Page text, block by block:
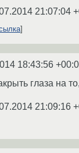
21:07:04
18:43:56
глаза на
21:09:16